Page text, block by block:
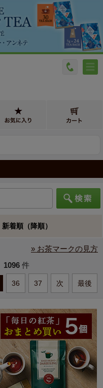
» お茶マークの見方
1096 件
36 37 次 最後